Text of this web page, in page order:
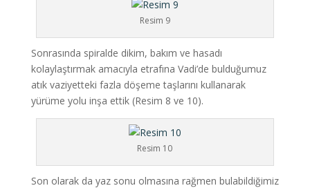
Resim 9
Sonrasında spiralde dikim, bakım ve hasadı
kolaylaştırmak amacıyla etrafına Vadi’de bulduğumuz
atık vaziyetteki fazla döşeme taşlarını kullanarak
yürüme yolu inşa ettik (Resim 8 ve 10).
Resim 10
Son olarak da yaz sonu olmasına rağmen bulabildiğimiz